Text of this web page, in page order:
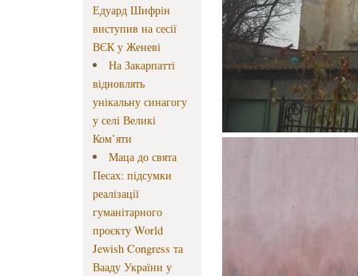
Едуард Шифрін
виступив на сесії
ВЄК у Женеві
На Закарпатті
відновлять
унікальну синагогу
у селі Великі
Ком’яти
Маца до свята
Песах: підсумки
реалізації
гуманітарного
проєкту World
Jewish Congress та
Вааду України у